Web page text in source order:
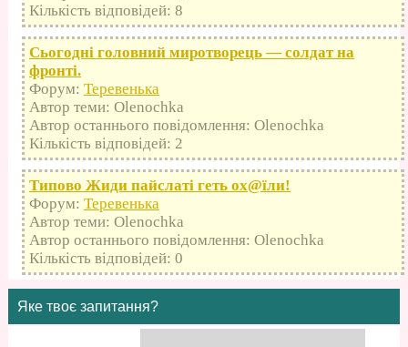
Кількість відповідей: 8
Сьогодні головний миротворець — солдат на
фронті.
Форум: Теревенька
Автор теми: Olenochka
Автор останнього повідомлення: Olenochka
Кількість відповідей: 2
Типово Жиди пайслаті геть оx@їли!
Форум: Теревенька
Автор теми: Olenochka
Автор останнього повідомлення: Olenochka
Кількість відповідей: 0
Яке твоє запитання?